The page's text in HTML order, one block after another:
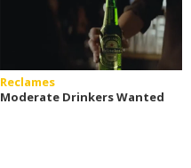
Reclames
Moderate Drinkers Wanted